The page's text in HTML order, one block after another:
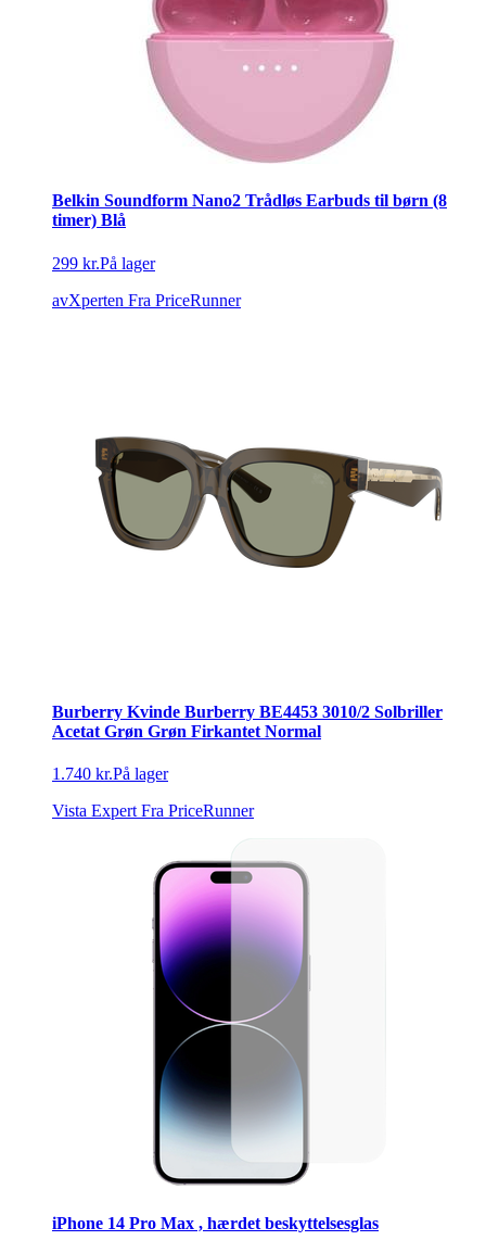
Belkin Soundform Nano2 Trådløs Earbuds til børn (8
timer) Blå
299 kr.På lager
avXperten Fra PriceRunner
Burberry Kvinde Burberry BE4453 3010/2 Solbriller
Acetat Grøn Grøn Firkantet Normal
1.740 kr.På lager
Vista Expert Fra PriceRunner
iPhone 14 Pro Max , hærdet beskyttelsesglas